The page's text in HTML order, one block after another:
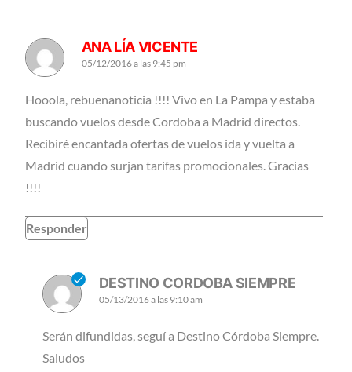
ANA LÍA VICENTE
05/12/2016 a las 9:45 pm
Hooola, rebuenanoticia !!!! Vivo en La Pampa y estaba
buscando vuelos desde Cordoba a Madrid directos.
Recibiré encantada ofertas de vuelos ida y vuelta a
Madrid cuando surjan tarifas promocionales. Gracias
!!!!
Responder
DESTINO CORDOBA SIEMPRE
05/13/2016 a las 9:10 am
Serán difundidas, seguí a Destino Córdoba Siempre.
Saludos